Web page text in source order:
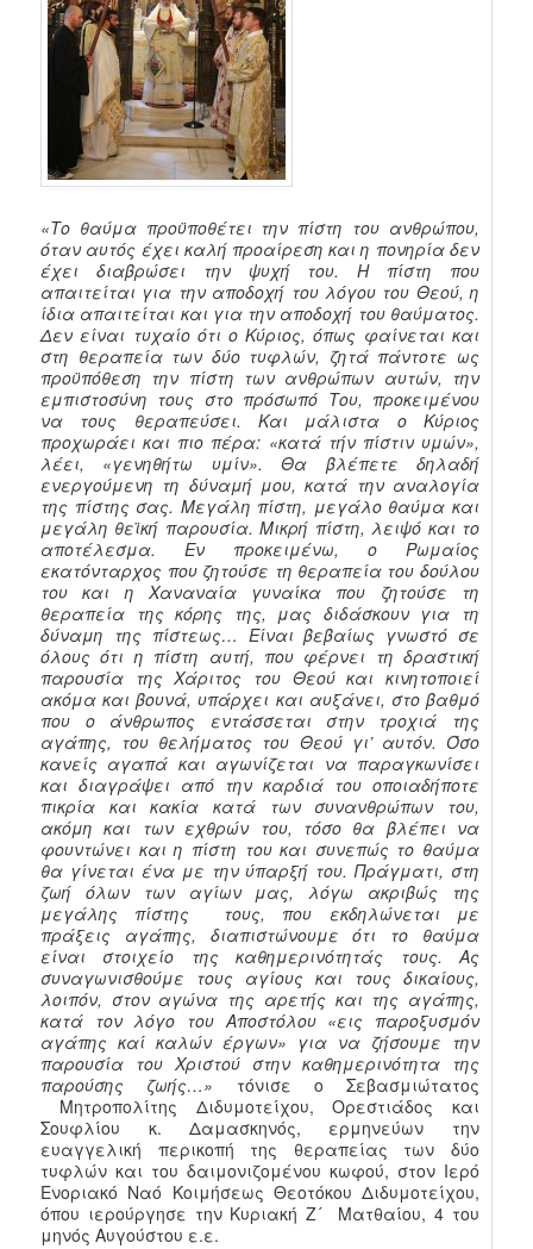
«Το θαύμα προϋποθέτει την πίστη του ανθρώπου,
όταν αυτός έχει καλή προαίρεση και η πονηρία δεν
έχει διαβρώσει την ψυχή του. Η πίστη που
απαιτείται για την αποδοχή του λόγου του Θεού, η
ίδια απαιτείται και για την αποδοχή του θαύματος.
Δεν είναι τυχαίο ότι ο Κύριος, όπως φαίνεται και
στη θεραπεία των δύο τυφλών, ζητά πάντοτε ως
προϋπόθεση την πίστη των ανθρώπων αυτών, την
εμπιστοσύνη τους στο πρόσωπό Του, προκειμένου
να τους θεραπεύσει. Και μάλιστα ο Κύριος
προχωράει και πιο πέρα: «κατά τήν πίστιν υμών»,
λέει, «γενηθήτω υμίν». Θα βλέπετε δηλαδή
ενεργούμενη τη δύναμή μου, κατά την αναλογία
της πίστης σας. Μεγάλη πίστη, μεγάλο θαύμα και
μεγάλη θεϊκή παρουσία. Μικρή πίστη, λειψό και το
αποτέλεσμα. Εν προκειμένω, ο Ρωμαίος
εκατόνταρχος που ζητούσε τη θεραπεία του δούλου
του και η Χαναναία γυναίκα που ζητούσε τη
θεραπεία της κόρης της, μας διδάσκουν για τη
δύναμη της πίστεως… Είναι βεβαίως γνωστό σε
όλους ότι η πίστη αυτή, που φέρνει τη δραστική
παρουσία της Χάριτος του Θεού και κινητοποιεί
ακόμα και βουνά, υπάρχει και αυξάνει, στο βαθμό
που ο άνθρωπος εντάσσεται στην τροχιά της
αγάπης, του θελήματος του Θεού γι’ αυτόν. Όσο
κανείς αγαπά και αγωνίζεται να παραγκωνίσει
και διαγράψει από την καρδιά του οποιαδήποτε
πικρία και κακία κατά των συνανθρώπων του,
ακόμη και των εχθρών του, τόσο θα βλέπει να
φουντώνει και η πίστη του και συνεπώς το θαύμα
θα γίνεται ένα με την ύπαρξή του. Πράγματι, στη
ζωή όλων των αγίων μας, λόγω ακριβώς της
μεγάλης πίστης τους, που εκδηλώνεται με
πράξεις αγάπης, διαπιστώνουμε ότι το θαύμα
είναι στοιχείο της καθημερινότητάς τους. Ας
συναγωνισθούμε τους αγίους και τους δικαίους,
λοιπόν, στον αγώνα της αρετής και της αγάπης,
κατά τον λόγο του Αποστόλου «εις παροξυσμόν
αγάπης καί καλών έργων» για να ζήσουμε την
παρουσία του Χριστού στην καθημερινότητα της
παρούσης ζωής…» τόνισε ο Σεβασμιώτατος
Μητροπολίτης Διδυμοτείχου, Ορεστιάδος και
Σουφλίου κ. Δαμασκηνός, ερμηνεύων την
ευαγγελική περικοπή της θεραπείας των δύο
τυφλών και του δαιμονιζομένου κωφού, στον Ιερό
Ενοριακό Ναό Κοιμήσεως Θεοτόκου Διδυμοτείχου,
όπου ιερούργησε την Κυριακή Ζ´ Ματθαίου, 4 του
μηνός Αυγούστου ε.ε.